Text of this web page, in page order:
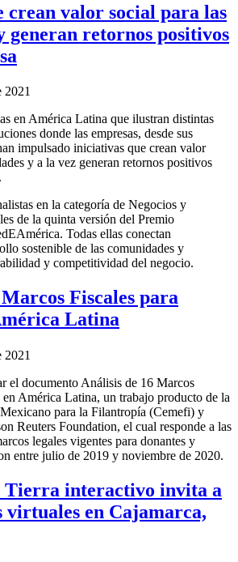
crean valor social para las
generan retornos positivos
2021
en América Latina que ilustran distintas
donde las empresas, desde sus
impulsado iniciativas que crean valor
y a la vez generan retornos positivos
en la categoría de Negocios y
de la quinta versión del Premio
Todas ellas conectan
sostenible de las comunidades y
y competitividad del negocio.
Fiscales para
Latina
2021
el documento Análisis de 16 Marcos
en América Latina, un trabajo producto de la
para la Filantropía (Cemefi) y
Reuters Foundation, el cual responde a las
legales vigentes para donantes y
entre julio de 2019 y noviembre de 2020.
Tierra interactivo invita a
virtuales en Cajamarca,